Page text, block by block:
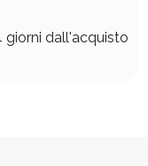
giorni dall'acquisto